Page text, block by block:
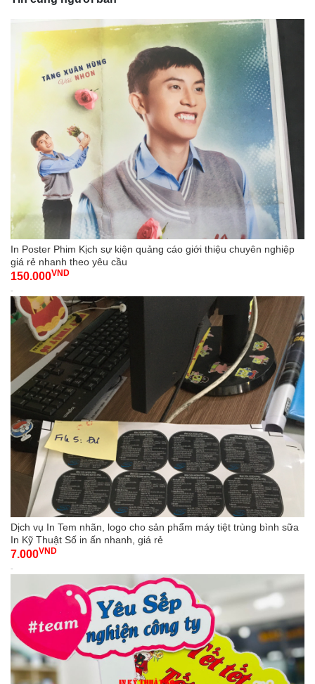
In Poster Phim Kịch sự kiện quảng cáo giới thiệu chuyên nghiệp
giá rẻ nhanh theo yêu cầu
150.000VND
-
Dịch vụ In Tem nhãn, logo cho sản phẩm máy tiệt trùng bình sữa
In Kỹ Thuật Số in ấn nhanh, giá rẻ
7.000VND
-